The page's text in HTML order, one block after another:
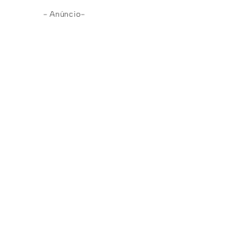
- Anúncio-